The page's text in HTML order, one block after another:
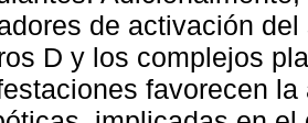
de activación
D y los complejos
favorecen